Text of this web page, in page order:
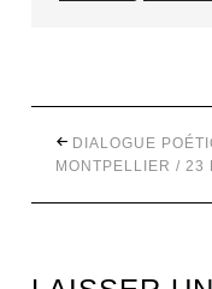
DIALOGUE
MONTPELLIER / 23